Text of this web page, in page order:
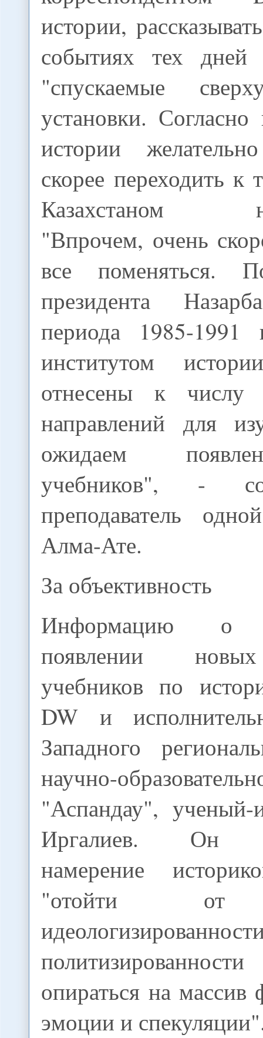
истории,
событиях тех дней
"спускаемые
установки.
истории
скорее переходить к
Казахстаном
"Впрочем, очень
все поменяться.
президента
периода 1985-
институтом
отнесены к числу
направлений для
ожидаем
учебников", -
преподаватель
Алма-Ате.
За объективность
Информацию о
появлении
учебников по
DW и
Западного
научно-
"Аспандау", ученый-
Иргалиев. Он
намерение
"отойти от
опираться на массив
эмоции и